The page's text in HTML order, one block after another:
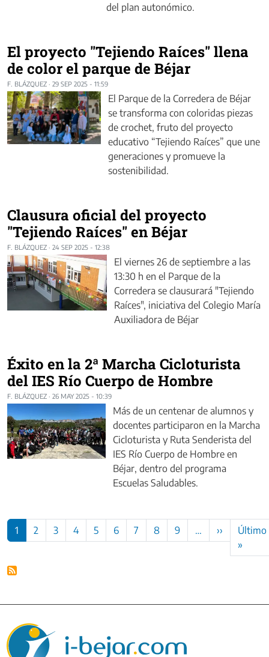
del plan autonómico.
El proyecto "Tejiendo Raíces" llena
de color el parque de Béjar
F. BLÁZQUEZ · 29 SEP 2025 - 11:59
El Parque de la Corredera de Béjar
se transforma con coloridas piezas
de crochet, fruto del proyecto
educativo “Tejiendo Raíces” que une
generaciones y promueve la
sostenibilidad.
Clausura oficial del proyecto
"Tejiendo Raíces" en Béjar
F. BLÁZQUEZ · 24 SEP 2025 - 12:38
El viernes 26 de septiembre a las
13:30 h en el Parque de la
Corredera se clausurará "Tejiendo
Raíces", iniciativa del Colegio María
Auxiliadora de Béjar
Éxito en la 2ª Marcha Cicloturista
del IES Río Cuerpo de Hombre
F. BLÁZQUEZ · 26 MAY 2025 - 10:39
Más de un centenar de alumnos y
docentes participaron en la Marcha
Cicloturista y Ruta Senderista del
IES Río Cuerpo de Hombre en
Béjar, dentro del programa
Escuelas Saludables.
Paginación
1 2 3 4 5 6 7 8 9 … ›› Siguiente
Último
»